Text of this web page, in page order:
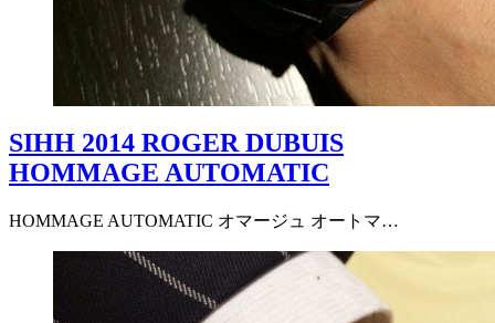
SIHH 2014 ROGER DUBUIS
HOMMAGE AUTOMATIC
HOMMAGE AUTOMATIC オマージュ オートマ…